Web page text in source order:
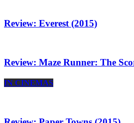
Review: Everest (2015)
Review: Maze Runner: The
IN CINEMAS